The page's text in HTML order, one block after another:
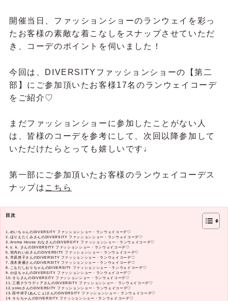
開催当日、ファッションショーのランウェイを彩っ
たお客様の素敵な着こなしをスナップさせていただ
き、コーデのポイントを伺いました！
今回は、DIVERSITYファッションショーの【第二
部】にご参加頂いたお客様17名のランウェイコーデ
をご紹介♡
まだファッションショーに参加したことがない人
は、皆様のコーデを参考にして、次回以降参加して
いただけたらとっても嬉しいです♩
第一部にご参加頂いたお客様のランウェイコーデス
ナップは こちら
目次
めいちゃんのDIVERSITY ファッションショー・ランウェイコーデ♡
ほりえたくみさんのDIVERSITY ファッションショー・ランウェイコーデ♡
Aroma House れなさんのDIVERSITY ファッションショー・ランウェイコーデ♡
s. k. さんのDIVERSITY ファッションショー・ランウェイコーデ♡
宮内れいみさんのDIVERSITY ファッションショー・ランウェイコーデ♡
市原啓子さんのDIVERSITY ファッションショー・ランウェイコーデ♡
茂木美優さんのDIVERSITY ファッションショー・ランウェイコーデ♡
こもだしおりちゃんのDIVERSITY ファッションショー・ランウェイコーデ♡
かほちゃんのDIVERSITY ファッションショー・ランウェイコーデ♡
そらさんのDIVERSITY ファッションショー・ランウェイコーデ♡
三堀クラウディアさんのDIVERSITY ファッションショー・ランウェイコーデ♡
yokoさんのDIVERSITY ファッションショー・ランウェイコーデ♡
田中祥子(あんじぇ)さんのDIVERSITY ファッションショー・ランウェイコーデ♡
そらちゃんのDIVERSITY ファッションショー・ランウェイコーデ♡